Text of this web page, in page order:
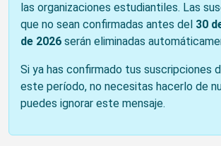
las organizaciones estudiantiles. Las
que no sean confirmadas antes del 30
de 2026 serán eliminadas
Si ya has confirmado tus suscripciones
este período, no necesitas hacerlo de
puedes ignorar este mensaje.